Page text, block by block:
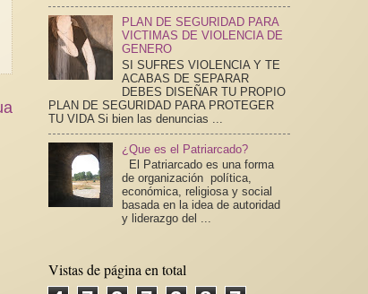
PLAN DE SEGURIDAD PARA
VICTIMAS DE VIOLENCIA DE
GENERO
SI SUFRES VIOLENCIA Y TE
ACABAS DE SEPARAR
DEBES DISEÑAR TU PROPIO
PLAN DE SEGURIDAD PARA PROTEGER
TU VIDA Si bien las denuncias ...
¿Que es el Patriarcado?
El Patriarcado es una forma
de organización política,
económica, religiosa y social
basada en la idea de autoridad
y liderazgo del ...
Vistas de página en total